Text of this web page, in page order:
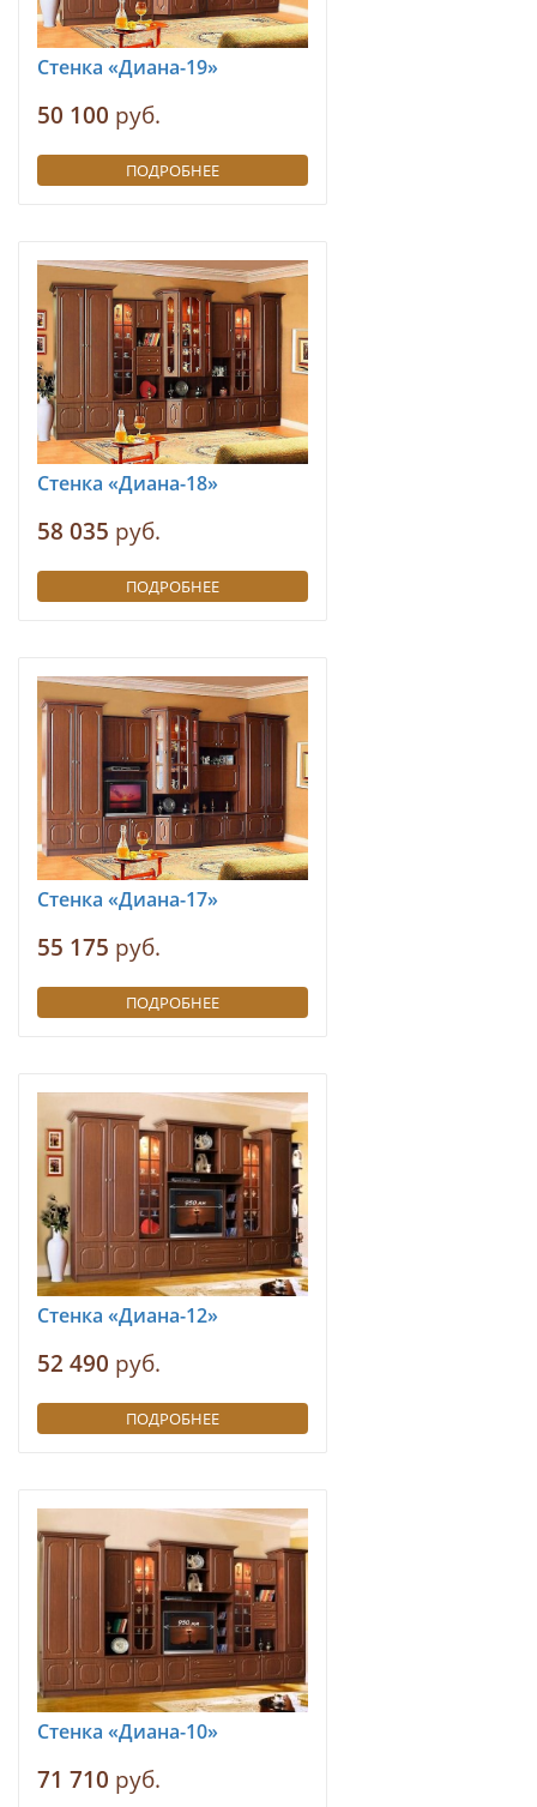
Стенка «Диана-19»
50 100 руб.
ПОДРОБНЕЕ
Стенка «Диана-18»
58 035 руб.
ПОДРОБНЕЕ
Стенка «Диана-17»
55 175 руб.
ПОДРОБНЕЕ
Стенка «Диана-12»
52 490 руб.
ПОДРОБНЕЕ
Стенка «Диана-10»
71 710 руб.